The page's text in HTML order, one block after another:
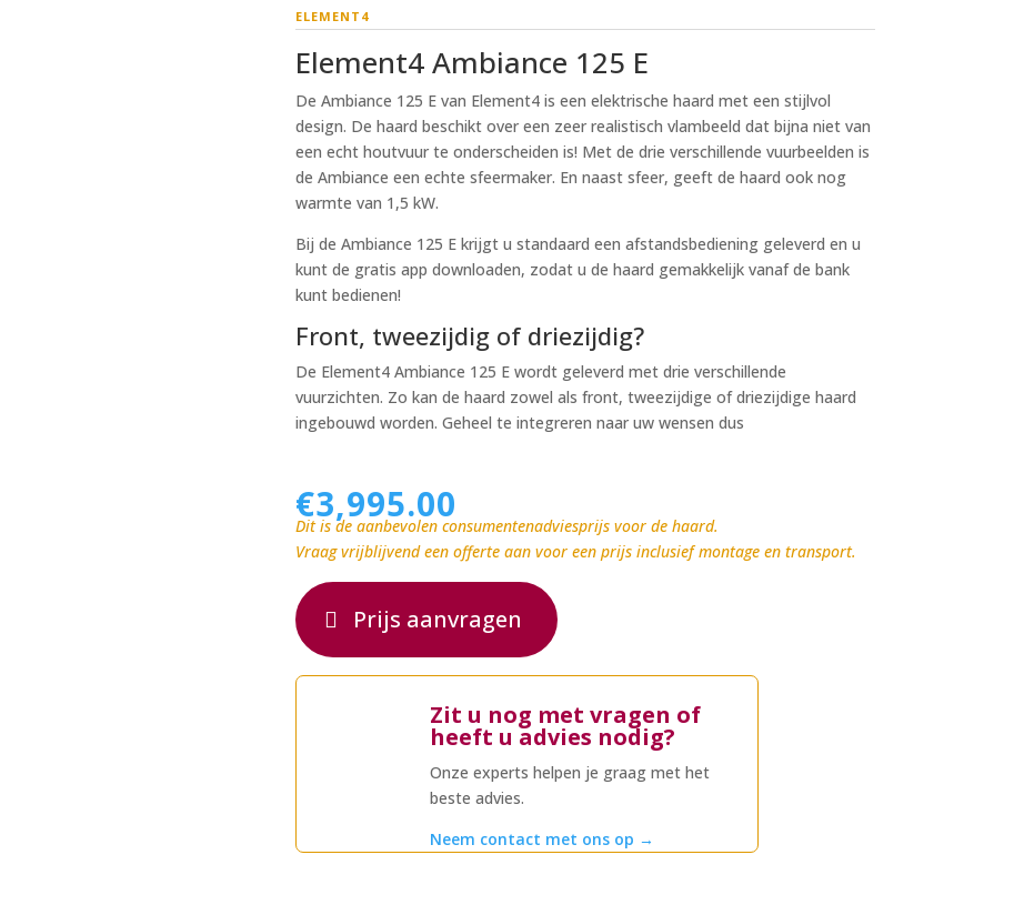
ELEMENT4
Element4 Ambiance 125 E
De Ambiance 125 E van Element4 is een elektrische haard met een stijlvol
design. De haard beschikt over een zeer realistisch vlambeeld dat bijna niet van
een echt houtvuur te onderscheiden is! Met de drie verschillende vuurbeelden is
de Ambiance een echte sfeermaker. En naast sfeer, geeft de haard ook nog
warmte van 1,5 kW.
Bij de Ambiance 125 E krijgt u standaard een afstandsbediening geleverd en u
kunt de gratis app downloaden, zodat u de haard gemakkelijk vanaf de bank
kunt bedienen!
Front, tweezijdig of driezijdig?
De Element4 Ambiance 125 E wordt geleverd met drie verschillende
vuurzichten. Zo kan de haard zowel als front, tweezijdige of driezijdige haard
ingebouwd worden. Geheel te integreren naar uw wensen dus
€3,995.00
Dit is de aanbevolen consumentenadviesprijs voor de haard.
Vraag vrijblijvend een offerte aan voor een prijs inclusief montage en transport.
Prijs aanvragen
Zit u nog met vragen of
heeft u advies nodig?
Onze experts helpen je graag met het
beste advies.
Neem contact met ons op →